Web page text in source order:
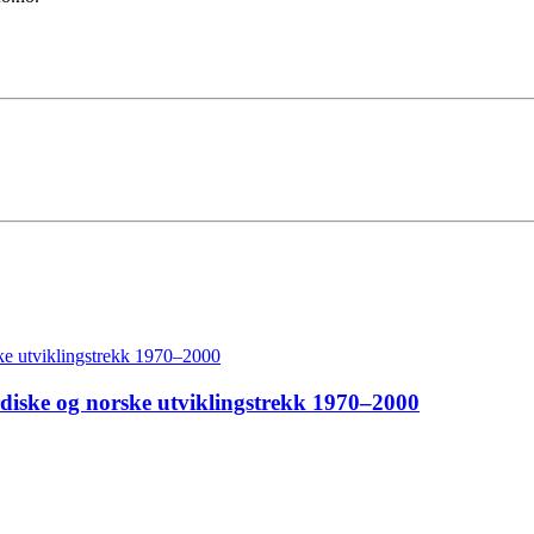
og norske utviklingstrekk 1970–2000